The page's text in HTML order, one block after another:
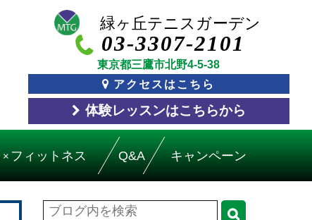
03-3307-2101
東京都三鷹市北野4-5-38
アクセスはこちら
体験レッスンはこちらから
× フィットネス Q&A キャンペーン